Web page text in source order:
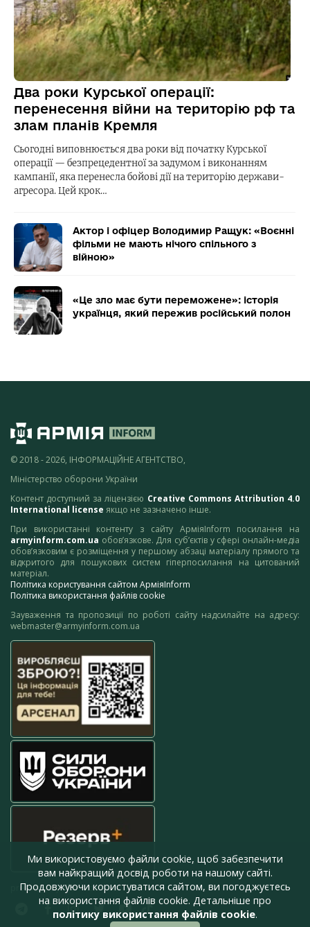
Два роки Курської операції:
перенесення війни на територію рф та
злам планів Кремля
Сьогодні виповнюється два роки від початку Курської
операції — безпрецедентної за задумом і виконанням
кампанії, яка перенесла бойові дії на територію держави-
агресора. Цей крок…
Актор і офіцер Володимир Ращук: «Воєнні
фільми не мають нічого спільного з
війною»
«Це зло має бути переможене»: історія
українця, який пережив російський полон
© 2018 - 2026, ІНФОРМАЦІЙНЕ АГЕНТСТВО,
Міністерство оборони України
Контент доступний за ліцензією Creative Commons Attribution 4.0
International license якщо не зазначено інше.
При використанні контенту з сайту АрміяInform посилання на
armyinform.com.ua обов’язкове. Для суб’єктів у сфері онлайн-медіа
обов’язковим є розміщення у першому абзаці матеріалу прямого та
відкритого для пошукових систем гіперпосилання на цитований
матеріал.
Політика користування сайтом АрміяInform
Політика використання файлів cookie
Зауваження та пропозиції по роботі сайту надсилайте на адресу:
webmaster@armyinform.com.ua
press@armyinform.com.ua
Ми використовуємо файли cookie, щоб забезпечити
вам найкращий досвід роботи на нашому сайті.
Продовжуючи користуватися сайтом, ви погоджуєтесь
на використання файлів cookie. Детальніше про
політику використання файлів cookie.